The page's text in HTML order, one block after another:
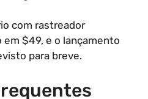
com rastreador
$49, e o lançamento
para breve.